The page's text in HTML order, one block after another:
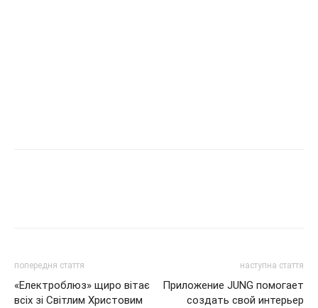
попередня стаття
«Електроблюз» щиро вітає
всіх зі Світлим Христовим
наступна стаття
Приложение JUNG помогает
создать свой интерьер